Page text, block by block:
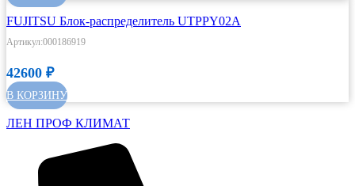
FUJITSU Блок-распределитель UTPPY02A
Артикул:000186919
42600 ₽
В КОРЗИНУ
ЛЕН ПРОФ КЛИМАТ